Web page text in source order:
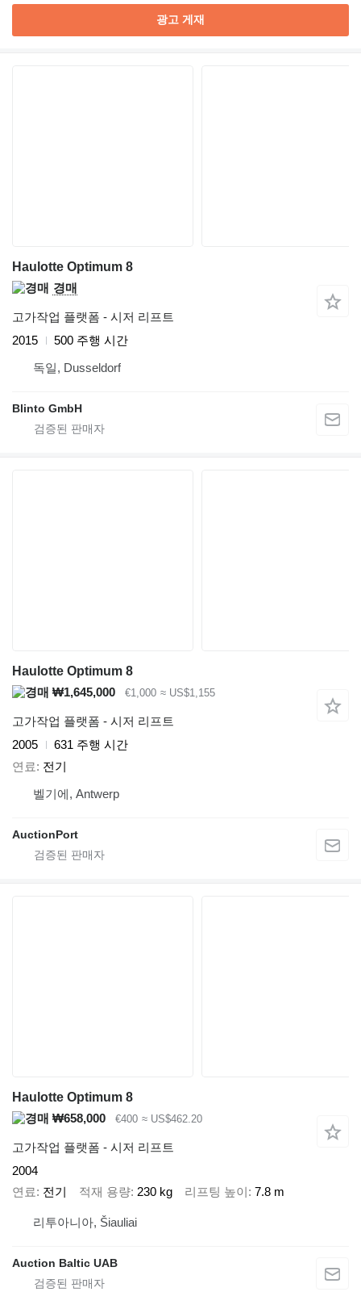
광고 게재
Haulotte Optimum 8
경매
고가작업 플랫폼 - 시저 리프트
2015
500 주행 시간
독일, Dusseldorf
Blinto GmbH
Haulotte Optimum 8
₩1,645,000
€1,000 ≈ US$1,155
고가작업 플랫폼 - 시저 리프트
2005
631 주행 시간
연료
전기
벨기에, Antwerp
AuctionPort
Haulotte Optimum 8
₩658,000
€400 ≈ US$462.20
고가작업 플랫폼 - 시저 리프트
2004
연료
전기 적재 용량 230 kg 리프팅 높이 7.8 m
리투아니아, Šiauliai
Auction Baltic UAB